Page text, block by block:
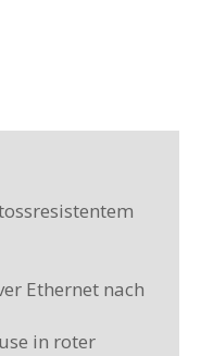
Ethernet nach
in roter